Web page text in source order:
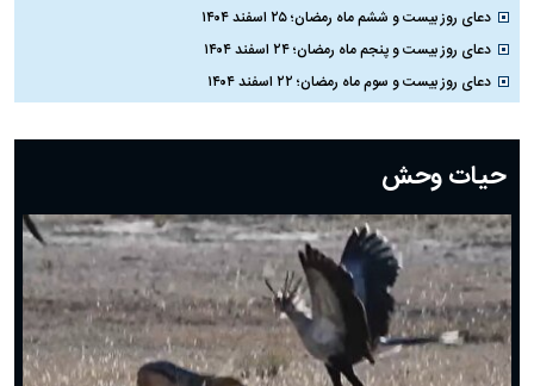
دعای روز بیست و ششم ماه رمضان؛ ۲۵ اسفند ۱۴۰۴
دعای روز بیست و پنجم ماه رمضان؛ ۲۴ اسفند ۱۴۰۴
دعای روز بیست و سوم ماه رمضان؛ ۲۲ اسفند ۱۴۰۴
دعای روز بیستم ماه رمضان؛ ۱۹ اسفند ۱۴۰۴
دعای روز هشتم ماه مبارک رمضان؛ ۷ اسفند ماه ۱۴۰۴
دعای روز هفتم ماه رمضان؛ ۶ اسفند ۱۴۰۴
دعای روز ششم ماه رمضان؛ ۵ اسفند ۱۴۰۴
دعای روز پنجم ماه رمضان؛ ۴ اسفند ۱۴۰۴
دعای روز چهارم ماه مبارک رمضان؛ ۳ اسفند ۱۴۰۴
دعای روز سوم ماه مبارک رمضان؛ ۱۴ اسفند ۱۴۰۴
دعای روز دوم ماه مبارک رمضان ۱ اسفند ماه ۱۴۰۴
حیات وحش